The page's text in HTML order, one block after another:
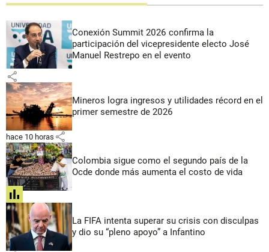
Conexión Summit 2026 confirma la
participación del vicepresidente electo José
Manuel Restrepo en el evento
share
Mineros logra ingresos y utilidades récord en el
primer semestre de 2026
hace 10 horas share
Colombia sigue como el segundo país de la
Ocde donde más aumenta el costo de vida
share
La FIFA intenta superar su crisis con disculpas
y dio su “pleno apoyo” a Infantino